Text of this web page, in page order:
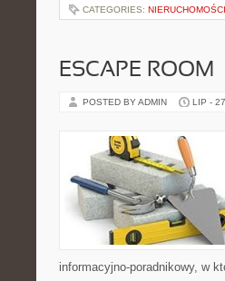
CATEGORIES: NIERUCHOMOŚCI
ESCAPE ROOM
POSTED BY ADMIN LIP -
informacyjno-poradnikowy, w